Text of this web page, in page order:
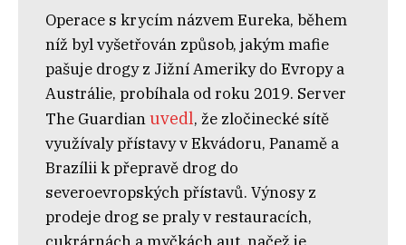
Operace s krycím názvem Eureka, během
níž byl vyšetřován způsob, jakým mafie
pašuje drogy z Jižní Ameriky do Evropy a
Austrálie, probíhala od roku 2019. Server
The Guardianuvedl, že zločinecké sítě
využívaly přístavy v Ekvádoru, Panamě a
Brazílii k přepravě drog do
severoevropských přístavů. Výnosy z
prodeje drog se praly v restauracích,